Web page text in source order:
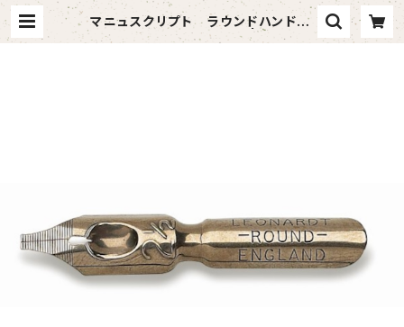
マニュスクリプト ラウンドハンド2-
1/2 1.65mm 2本入 | vandaf